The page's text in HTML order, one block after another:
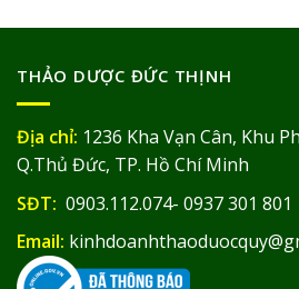
THẢO DƯỢC ĐỨC THỊNH
Địa chỉ: 1236 Kha Vạn Cân, Khu
Q.Thủ Đức, TP. Hồ Chí Minh
SĐT: 0903.112.074- 0937 301 801
Email: